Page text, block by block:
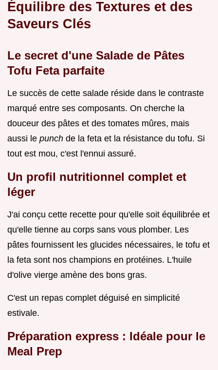
Équilibre des Textures et des
Saveurs Clés
Le secret d'une Salade de Pâtes
Tofu Feta parfaite
Le succès de cette salade réside dans le contraste
marqué entre ses composants. On cherche la
douceur des pâtes et des tomates mûres, mais
aussi le punch de la feta et la résistance du tofu. Si
tout est mou, c'est l'ennui assuré.
Un profil nutritionnel complet et
léger
J'ai conçu cette recette pour qu'elle soit équilibrée et
qu'elle tienne au corps sans vous plomber. Les
pâtes fournissent les glucides nécessaires, le tofu et
la feta sont nos champions en protéines. L'huile
d'olive vierge amène des bons gras.
C'est un repas complet déguisé en simplicité
estivale.
Préparation express : Idéale pour le
Meal Prep